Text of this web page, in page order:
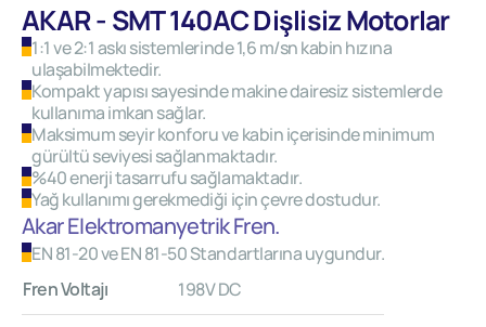
AKAR - SMT 140AC Dişlisiz Motorlar
1:1 ve 2:1 askı sistemlerinde 1,6 m/sn kabin hızına
ulaşabilmektedir.
Kompakt yapısı sayesinde makine dairesiz sistemlerde
kullanıma imkan sağlar.
Maksimum seyir konforu ve kabin içerisinde minimum
gürültü seviyesi sağlanmaktadır.
%40 enerji tasarrufu sağlamaktadır.
Yağ kullanımı gerekmediği için çevre dostudur.
Akar Elektromanyetrik Fren.
EN 81-20 ve EN 81-50 Standartlarına uygundur.
Fren Voltajı
198V DC